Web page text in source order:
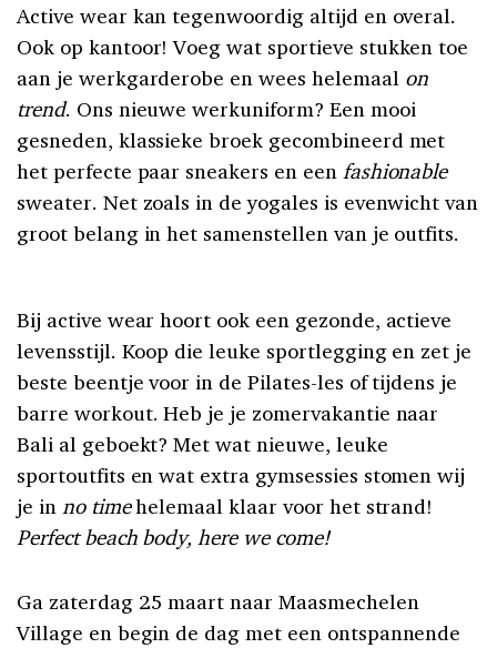
Active wear kan tegenwoordig altijd en overal.
Ook op kantoor! Voeg wat sportieve stukken toe
aan je werkgarderobe en wees helemaal on
trend. Ons nieuwe werkuniform? Een mooi
gesneden, klassieke broek gecombineerd met
het perfecte paar sneakers en een fashionable
sweater. Net zoals in de yogales is evenwicht van
groot belang in het samenstellen van je outfits.
Bij active wear hoort ook een gezonde, actieve
levensstijl. Koop die leuke sportlegging en zet je
beste beentje voor in de Pilates-les of tijdens je
barre workout. Heb je je zomervakantie naar
Bali al geboekt? Met wat nieuwe, leuke
sportoutfits en wat extra gymsessies stomen wij
je in no timehelemaal klaar voor het strand!
Perfect beach body, here we come!
Ga zaterdag 25 maart naar Maasmechelen
Village en begin de dag met een ontspannende